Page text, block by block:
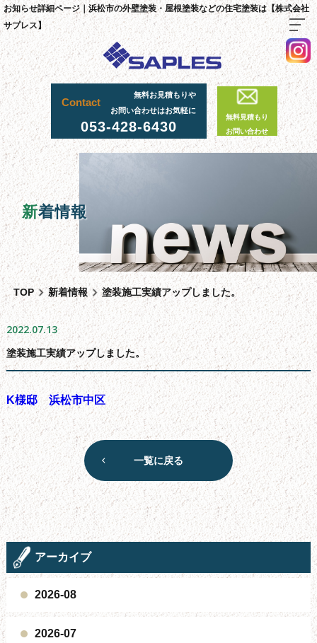
お知らせ詳細ページ｜浜松市の外壁塗装・屋根塗装などの住宅塗装は【株式会社
サプレス】
Contact
無料お見積もりや
お問い合わせはお気軽に
053-428-6430
無料見積もり
お問い合わせ
新着情報
TOP 新着情報 塗装施工実績アップしました。
TOP
料金・施工までの流れ
サプレスが選ばれる理由
外壁・屋根塗装工事
足場工事について
採用情報
足場実績
資材置場について
先輩社員の声
スタッフ紹介
よくある質問
会社概要
無料お見積もり
お問い合わせフォーム
サイトマップ
シーリング工事について
新着情報
ブログ
2022.07.13
塗装施工実績アップしました。
K様邸 浜松市中区
一覧に戻る
アーカイブ
2026-08
2026-07